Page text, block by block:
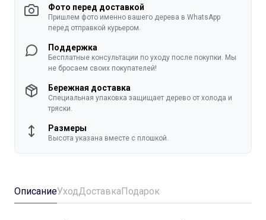
Фото перед доставкой
Пришлем фото именно вашего дерева в WhatsApp
перед отправкой курьером.
Поддержка
Бесплатные консультации по уходу после покупки. Мы
не бросаем своих покупателей!
Бережная доставка
Специальная упаковка защищает дерево от холода и
тряски.
Размеры
Высота указана вместе с плошкой.
ОписаниеУходДоставкаПодарок